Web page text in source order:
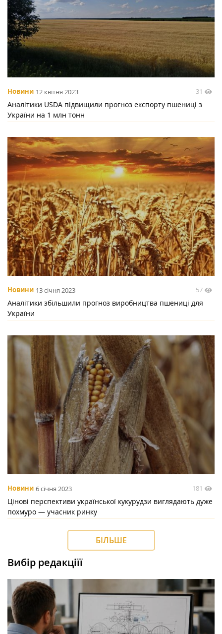
Новини 12 квітня 2023 31
Аналітики USDA підвищили прогноз експорту пшениці з
України на 1 млн тонн
Новини 13 січня 2023 57
Аналітики збільшили прогноз виробництва пшениці для
України
Новини 6 січня 2023 181
Цінові перспективи української кукурудзи виглядають дуже
похмуро — учасник ринку
БІЛЬШЕ
Вибір редакціїї